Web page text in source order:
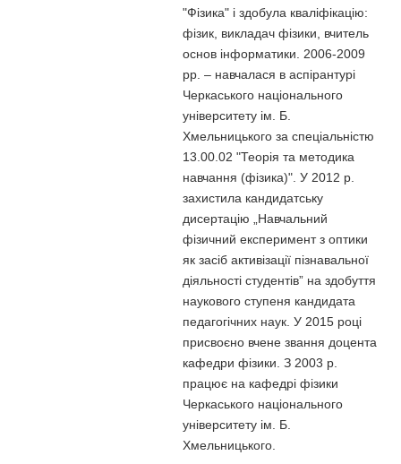
"Фізика" і здобула кваліфікацію:
фізик, викладач фізики, вчитель
основ інформатики. 2006-2009
рр. – навчалася в аспірантурі
Черкаського національного
університету ім. Б.
Хмельницького за спеціальністю
13.00.02 "Теорія та методика
навчання (фізика)". У 2012 р.
захистила кандидатську
дисертацію „Навчальний
фізичний експеримент з оптики
як засіб активізації пізнавальної
діяльності студентів” на здобуття
наукового ступеня кандидата
педагогічних наук. У 2015 році
присвоєно вчене звання доцента
кафедри фізики. З 2003 р.
працює на кафедрі фізики
Черкаського національного
університету ім. Б.
Хмельницького.